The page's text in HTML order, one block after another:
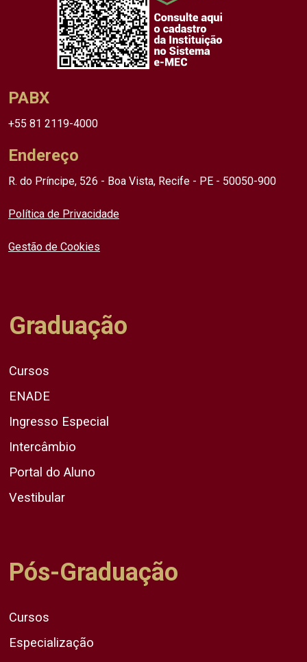
PABX
+55 81 2119-4000
Endereço
R. do Príncipe, 526 - Boa Vista, Recife - PE - 50050-900
Política de Privacidade
Gestão de Cookies
Graduação
Cursos
ENADE
Ingresso Especial
Intercâmbio
Portal do Aluno
Vestibular
Pós-Graduação
Cursos
Especialização